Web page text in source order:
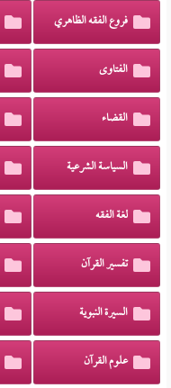
فروع الفقه الظاهري
الفتاوى
القضاء
السياسة الشرعية
لغة الفقه
تفسير القرآن
السيرة النبوية
علوم القرآن